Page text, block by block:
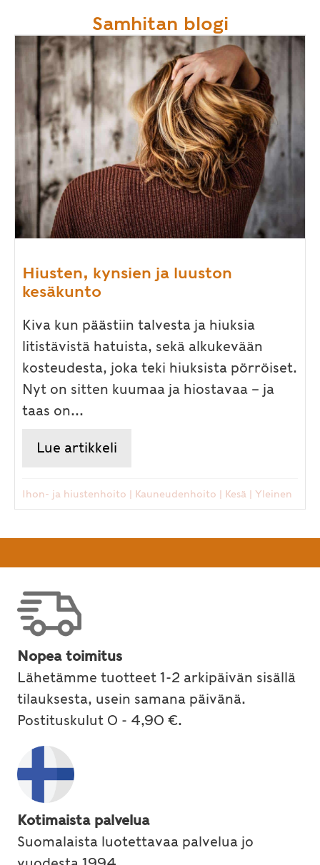
Samhitan blogi
Hiusten, kynsien ja luuston
kesäkunto
Kiva kun päästiin talvesta ja hiuksia
litistävistä hatuista, sekä alkukevään
kosteudesta, joka teki hiuksista pörröiset.
Nyt on sitten kuumaa ja hiostavaa – ja
taas on...
Lue artikkeli
Ihon- ja hiustenhoito | Kauneudenhoito | Kesä | Yleinen
Nopea toimitus
Lähetämme tuotteet 1-2 arkipäivän sisällä
tilauksesta, usein samana päivänä.
Postituskulut 0 - 4,90 €.
Kotimaista palvelua
Suomalaista luotettavaa palvelua jo